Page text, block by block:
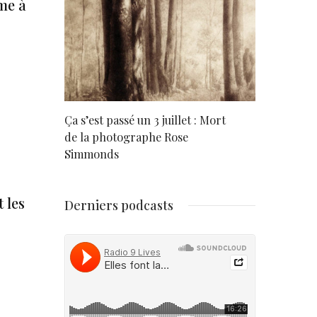
à
les
Ça s’est passé un 3 juillet : Mort
de la photographe Rose
Simmonds
Derniers podcasts